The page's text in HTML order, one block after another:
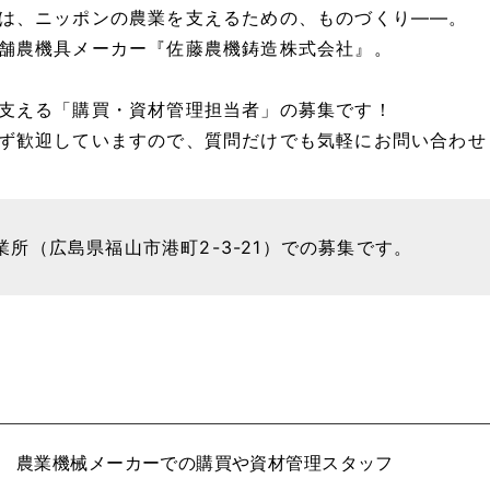
、ニッポンの農業を支えるための、ものづくり――。
農機具メーカー『佐藤農機鋳造株式会社』。
える「購買・資材管理担当者」の募集です！
歓迎していますので、質問だけでも気軽にお問い合わ
所（広島県福山市港町2-3-21）での募集です。
農業機械メーカーでの購買や資材管理スタッフ